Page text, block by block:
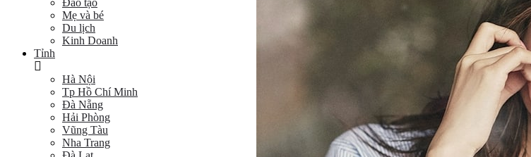
Đào tạo
Mẹ và bé
Du lịch
Kinh Doanh
Tỉnh
Hà Nội
Tp Hồ Chí Minh
Đà Nẵng
Hải Phòng
Vũng Tàu
Nha Trang